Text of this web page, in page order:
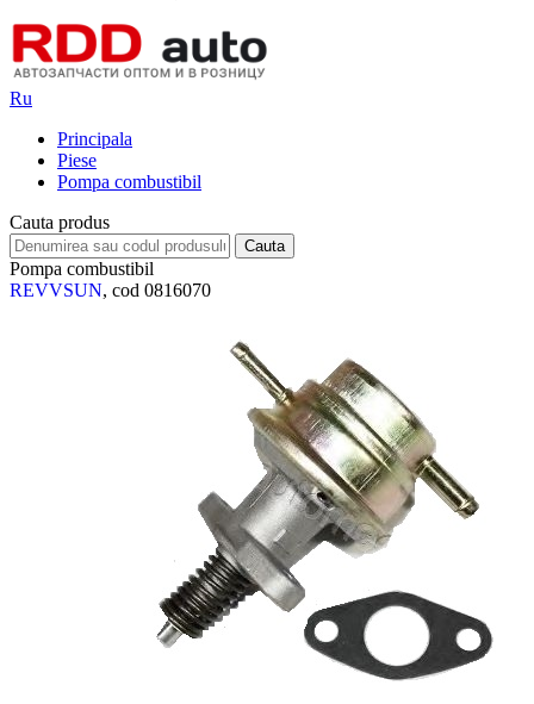
Ru
Principala
Piese
Pompa combustibil
Cauta produs
Pompa combustibil
REVVSUN, cod 0816070